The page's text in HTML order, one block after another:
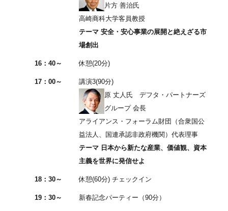
片方 善治氏
高崎商科大学客員教授
テーマ 安全・安心事業の展開と絶えざる市
場創出
16：40～ 休憩(20分)
17：00～
講演3(90分)
原 丈人氏 デフタ・パートナーズ
グループ 会長
アライアンス・フォーラム財団（合衆国公
益法人、国連承認非政府機関）代表理事
テーマ 日本から新たな産業、価値観、資本
主義を世界に発信せよ
18：30～ 休憩(60分) チェックイン
19：30～ 新春記念パーティー（90分）